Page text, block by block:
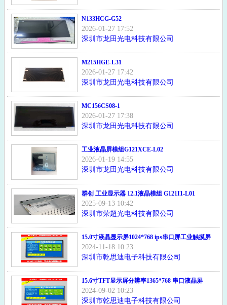
N133HCG-G52
2026-01-27 17:52
深圳市龙田光电科技有限公司
M215HGE-L31
2026-01-27 17:42
深圳市龙田光电科技有限公司
MC156CS08-1
2026-01-27 17:38
深圳市龙田光电科技有限公司
工业液晶屏模组G121XCE-L02
2026-01-19 14:55
深圳市龙田光电科技有限公司
群创 工业显示器 12.1液晶模组 G121I1-L01
2025-09-13 10:42
深圳市荣超光电科技有限公司
15.0寸液晶显示屏1024*768 ips串口屏工业触摸屏
2024-11-18 10:23
深圳市乾思迪电子科技有限公司
15.6寸TFT显示屏分辨率1365*768 串口液晶屏
2024-09-02 10:23
深圳市乾思迪电子科技有限公司